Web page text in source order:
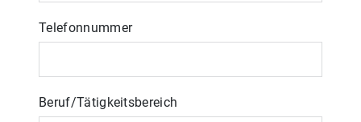
Telefonnummer
Beruf/Tätigkeitsbereich